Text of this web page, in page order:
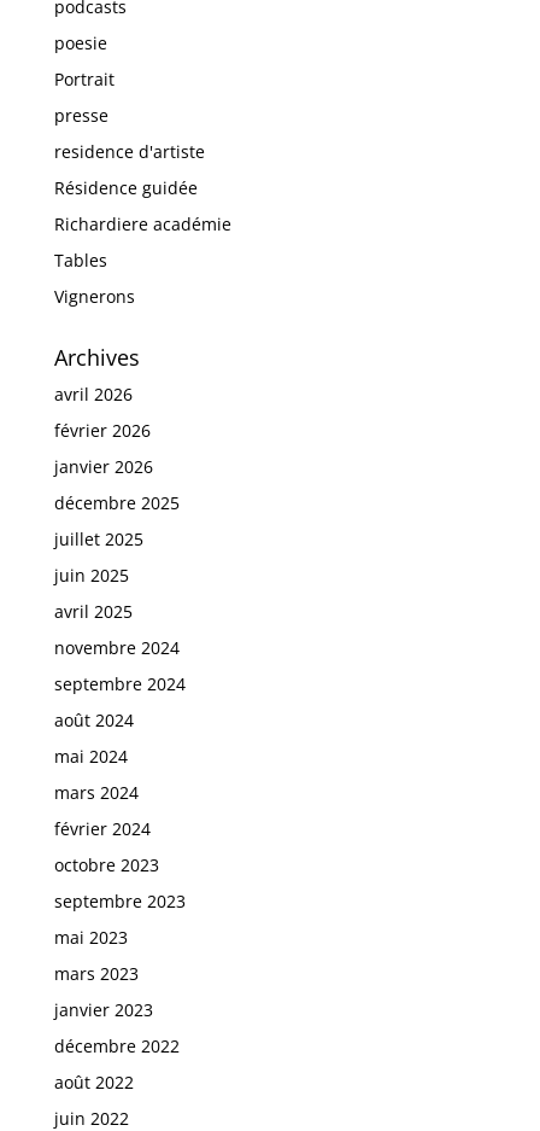
podcasts
poesie
Portrait
presse
residence d'artiste
Résidence guidée
Richardiere académie
Tables
Vignerons
Archives
avril 2026
février 2026
janvier 2026
décembre 2025
juillet 2025
juin 2025
avril 2025
novembre 2024
septembre 2024
août 2024
mai 2024
mars 2024
février 2024
octobre 2023
septembre 2023
mai 2023
mars 2023
janvier 2023
décembre 2022
août 2022
juin 2022